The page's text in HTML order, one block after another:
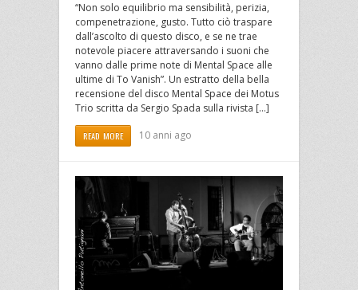
“Non solo equilibrio ma sensibilità, perizia,
compenetrazione, gusto. Tutto ciò traspare
dall’ascolto di questo disco, e se ne trae
notevole piacere attraversando i suoni che
vanno dalle prime note di Mental Space alle
ultime di To Vanish”. Un estratto della bella
recensione del disco Mental Space dei Motus
Trio scritta da Sergio Spada sulla rivista […]
READ MORE 10 anni ago